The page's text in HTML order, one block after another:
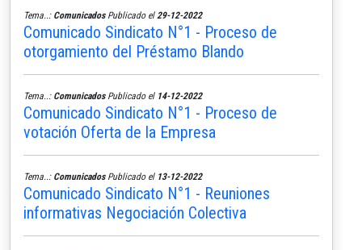
Tema..: ComunicadosPublicado el 29-12-2022
Comunicado Sindicato N°1 - Proceso de
otorgamiento del Préstamo Blando
Tema..: ComunicadosPublicado el 14-12-2022
Comunicado Sindicato N°1 - Proceso de
votación Oferta de la Empresa
Tema..: ComunicadosPublicado el 13-12-2022
Comunicado Sindicato N°1 - Reuniones
informativas Negociación Colectiva